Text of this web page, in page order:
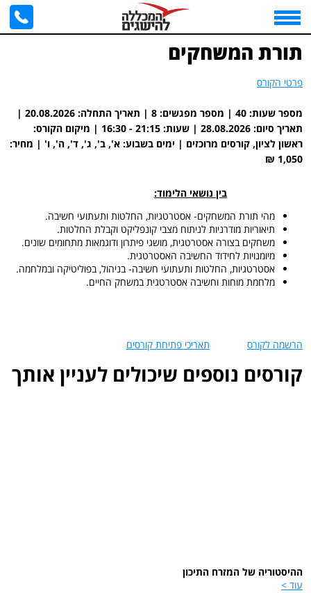
דף הבית
ראשון לציון, קורסים מרוכזים | 20/08/2026 - 28/08/2026
תורת המשחקים
פרטי הקורס
מספר שעות: 40 | מספר מפגשים: 8 | תאריך התחלה: 20.08.2026 |
תאריך סיום: 28.08.2026 | שעות: ‎16:30 - 21:15 | מיקום הקורס:
ראשון לציון, קורסים מרוכזים | ימים בשבוע: א', ב', ג', ד', ה', ו' | מחיר:
1,050 ₪
בין נושאי הלימוד:
מהי תורת המשחקים- אסטרטגיות, החלטות ותעתועי חשיבה.
תיאוריות מודרניות לניתוח מצבי קונפליקט וקבלת החלטות.
משחקים בצורה אסטרטגית, מושגי פיתרון ודוגמאות מתחומים שונים.
מיומנויות לחידוד החשיבה האסטרטגית.
אסטרטגיות, החלטות ותעתועי חשיבה- בניהול, בפוליטיקה ובמלחמה.
מלחמת מוחות וחשיבה אסטרטגית במשחק החיים.
הרשמה לקורס תאריכי פתיחת קורסים
קורסים נוספים שיכולים לעניין אותך
ההיסטוריה של המזרח התיכון
עוד >